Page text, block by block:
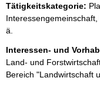
r
H
i
w
e
i
Tätigkeitskategorie:
ä.
Interessen- und
Land- und
Bereich "Landwirtschaft